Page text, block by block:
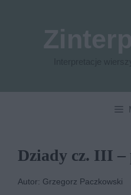
Dziady cz. III –
Autor: Grzegorz Paczkowski